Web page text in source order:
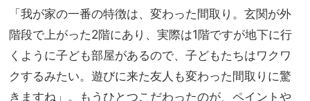
「我が家の一番の特徴は、変わった間取り。玄関が外
階段で上がった2階にあり、実際は1階ですが地下に行
くように子ども部屋があるので、子どもたちはワクワ
クするみたい。遊びに来た友人も変わった間取りに驚
きますね」。もうひとつこだわったのが、ペイントや